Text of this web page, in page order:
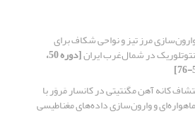
مرز تیز و نواحی شکاف برای
در شمال‌غرب ایران [دوره 50،
کانه آهن مگنتیتی در کانسار مَروَر با
و وارون‌سازی داده‌های مغناطیسی